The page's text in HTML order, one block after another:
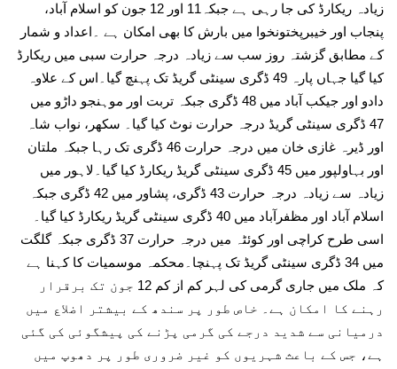
زیادہ ریکارڈ کی جا رہی ہے جبکہ11 اور 12 جون کو اسلام آباد،
پنجاب اور خیبرپختونخوا میں بارش کا بھی امکان ہے ۔اعداد و شمار
کے مطابق گزشتہ روز سب سے زیادہ درجہ حرارت سبی میں ریکارڈ
کیا گیا جہاں پارہ 49 ڈگری سینٹی گریڈ تک پہنچ گیا۔اس کے علاوہ
دادو اور جیکب آباد میں 48 ڈگری جبکہ تربت اور موہنجو داڑو میں
47 ڈگری سینٹی گریڈ درجہ حرارت نوٹ کیا گیا۔ سکھر، نواب شاہ
اور ڈیرہ غازی خان میں درجہ حرارت 46 ڈگری تک رہا جبکہ ملتان
اور بہاولپور میں 45 ڈگری سینٹی گریڈ ریکارڈ کیا گیا۔لاہور میں
زیادہ سے زیادہ درجہ حرارت 43 ڈگری، پشاور میں 42 ڈگری جبکہ
اسلام آباد اور مظفرآباد میں 40 ڈگری سینٹی گریڈ ریکارڈ کیا گیا۔
اسی طرح کراچی اور کوئٹہ میں درجہ حرارت 37 ڈگری جبکہ گلگت
میں 34 ڈگری سینٹی گریڈ تک پہنچا۔محکمہ موسمیات کا کہنا ہے
کہ ملک میں جاری گرمی کی لہر کم از کم 12 جون تک برقرار
رہنے کا امکان ہے۔ خاص طور پر سندھ کے بیشتر اضلاع میں
درمیانی سے شدید درجے کی گرمی پڑنے کی پیشگوئی کی گئی
ہے، جس کے باعث شہریوں کو غیر ضروری طور پر دھوپ میں